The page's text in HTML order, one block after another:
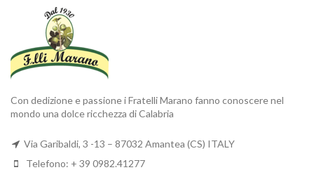
Con dedizione e passione i Fratelli Marano fanno conoscere nel
mondo una dolce ricchezza di Calabria
Via Garibaldi, 3 -13 – 87032 Amantea (CS) ITALY
Telefono: + 39 0982.41277